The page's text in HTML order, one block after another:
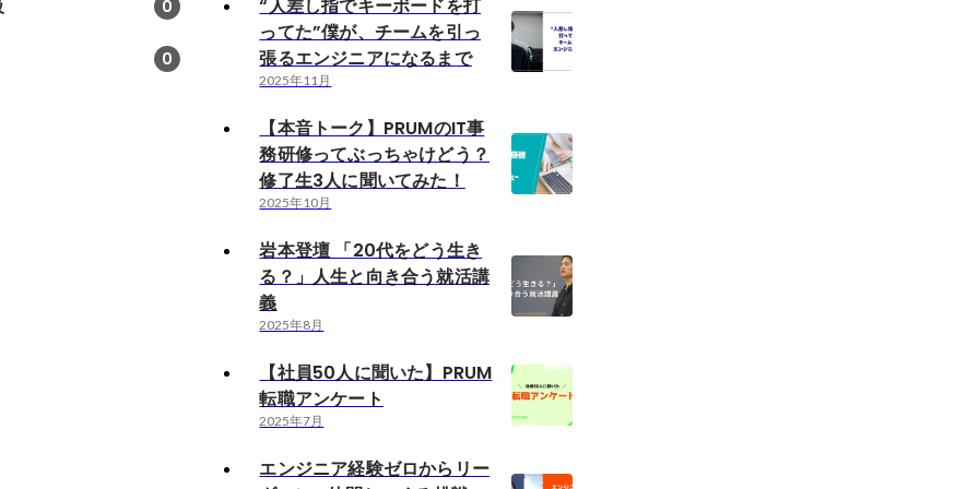
0
0
“人差し指でキーボードを打
ってた”僕が、チームを引っ
張るエンジニアになるまで
2025年11月
【本音トーク】PRUMのIT事
務研修ってぶっちゃけどう？
修了生3人に聞いてみた！
2025年10月
岩本登壇 「20代をどう生き
る？」人生と向き合う就活講
義
2025年8月
【社員50人に聞いた】PRUM
転職アンケート
2025年7月
エンジニア経験ゼロからリー